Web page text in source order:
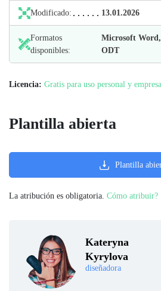
Modificado: 13.01.2026
Formatos
disponibles:
Microsoft
ODT
Licencia: Gratis para uso personal y
Kateryna
Kyrylova
diseñadora
Plantilla abierta
Plantilla
La atribución es obligatoria. Cómo atribuir?